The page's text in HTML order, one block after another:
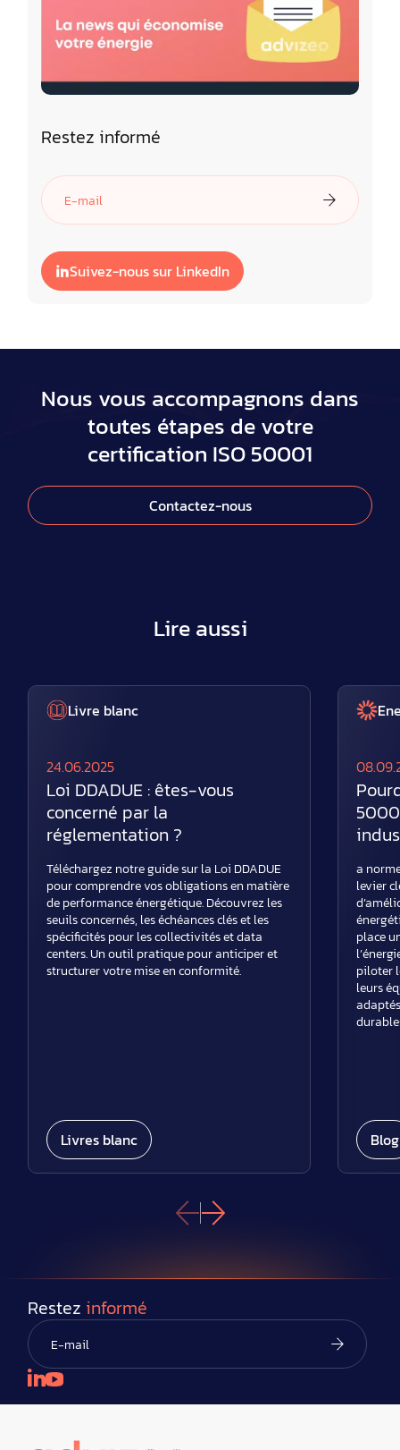
Restez informé
Suivez-nous sur LinkedIn
Nous vous accompagnons dans
toutes étapes de votre
certification ISO 50001
Contactez-nous
Lire aussi
Livre blanc
24.06.2025
Loi DDADUE : êtes-vous
concerné par la
réglementation ?
Téléchargez notre guide sur la Loi DDADUE
pour comprendre vos obligations en matière
de performance énergétique. Découvrez les
seuils concernés, les échéances clés et les
spécificités pour les collectivités et data
centers. Un outil pratique pour anticiper et
structurer votre mise en conformité.
Livres blanc
a
levier
place
piloter
leurs
Blog
Restez informé